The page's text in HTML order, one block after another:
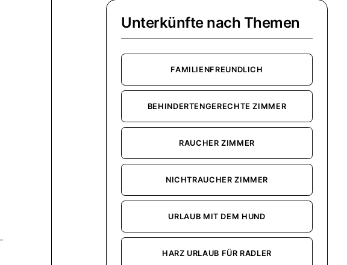
Unterkünfte nach Themen
FAMILIENFREUNDLICH
BEHINDERTENGERECHTE ZIMMER
RAUCHER ZIMMER
NICHTRAUCHER ZIMMER
URLAUB MIT DEM HUND
HARZ URLAUB FÜR RADLER